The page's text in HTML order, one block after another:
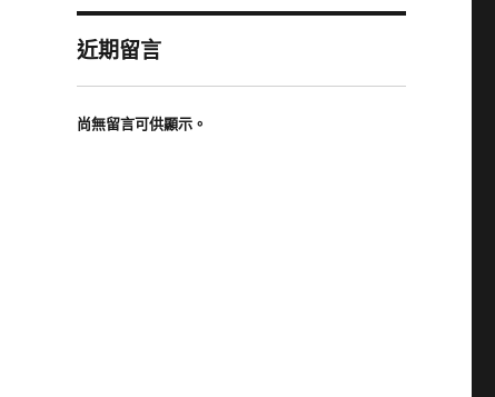
近期留言
尚無留言可供顯示。